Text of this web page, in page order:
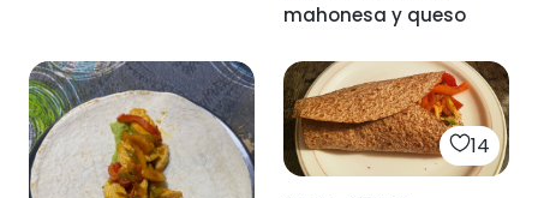
mahonesa y queso
14